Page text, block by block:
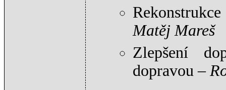
Matěj Mareš
Zlepšení
dopravou –